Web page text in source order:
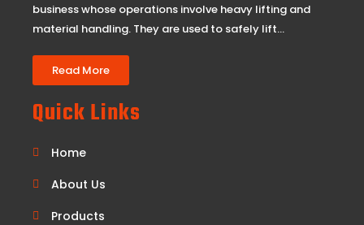
business whose operations involve heavy lifting and
material handling. They are used to safely lift…
Read More
Quick Links
Home
About Us
Products